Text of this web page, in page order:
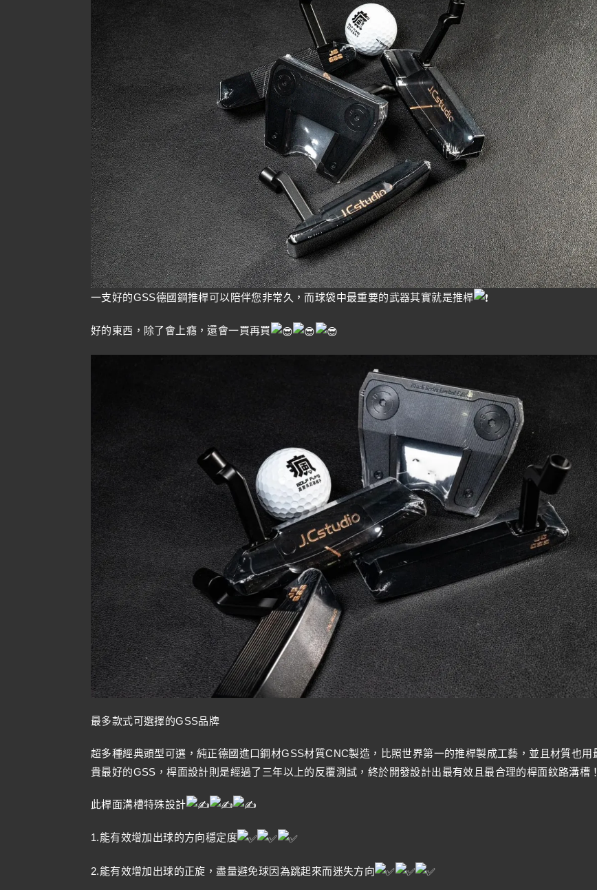
一支好的GSS德國鋼推桿可以陪伴您非常久，而球袋中最重要的武器其實就是推桿
好的東西，除了會上癮，還會一買再買
最多款式可選擇的GSS品牌
超多種經典頭型可選，純正德國進口鋼材GSS材質CNC製造，比照世界第一的推桿製成工藝，並且材質也用
貴最好的GSS，桿面設計則是經過了三年以上的反覆測試，終於開發設計出最有效且最合理的桿面紋路溝槽！
此桿面溝槽特殊設計
1.能有效增加出球的方向穩定度
2.能有效增加出球的正旋，盡量避免球因為跳起來而迷失方向